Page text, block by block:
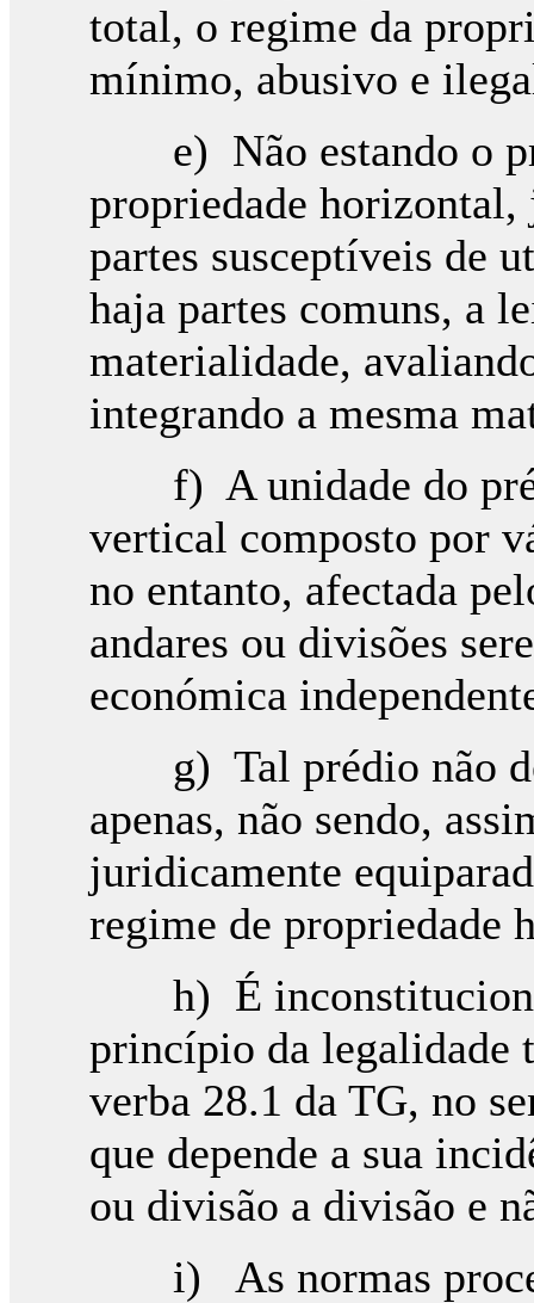
total, o regime da
mínimo, abusivo e
e) Não estando o
propriedade horizontal,
partes susceptíveis de
haja partes comuns, a
materialidade,
integrando a mesma
f) A unidade do
vertical composto por
no entanto, afectada
andares ou divisões
económica
g) Tal prédio não
apenas, não sendo,
juridicamente
regime de propriedade
h) É
princípio da legalidade
verba 28.1 da TG, no
que depende a sua
ou divisão a divisão
i) As normas